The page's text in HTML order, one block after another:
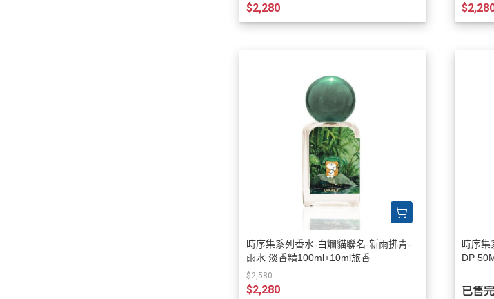
Zippo香水
$2,280
時序集系列香水-白爛貓聯名-新雨拂青-
雨水 淡香精100ml+10ml旅香
$2,580
$2,280
時序集
DP
已售完